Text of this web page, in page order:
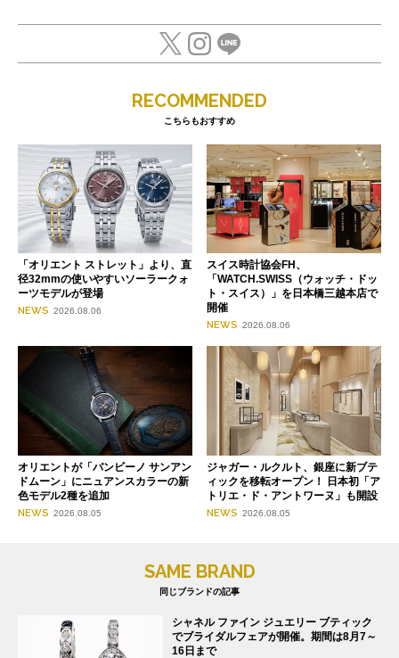
RECOMMENDED
こちらもおすすめ
「オリエント ストレット」より、直
径32mmの使いやすいソーラークォ
ーツモデルが登場
NEWS 2026.08.06
スイス時計協会FH、
「WATCH.SWISS（ウォッチ・ドッ
ト・スイス）」を日本橋三越本店で
開催
NEWS 2026.08.06
オリエントが「バンビーノ サンアン
ドムーン」にニュアンスカラーの新
色モデル2種を追加
NEWS 2026.08.05
ジャガー・ルクルト、銀座に新ブテ
ィックを移転オープン！ 日本初「ア
トリエ・ド・アントワーヌ」も開設
NEWS 2026.08.05
SAME BRAND
同じブランドの記事
シャネル ファイン ジュエリー ブティック
でブライダルフェアが開催。期間は8月7～
16日まで